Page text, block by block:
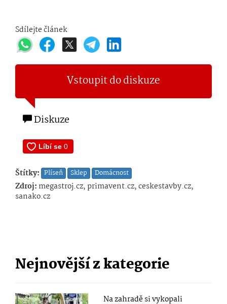
Sdílejte článek
Vstoupit do diskuze
Diskuze
Štítky: Plíseň Sklep Domácnost
Zdroj: megastroj.cz, primavent.cz, ceskestavby.cz,
sanako.cz
Nejnovější z kategorie
Na zahradě si vykopali